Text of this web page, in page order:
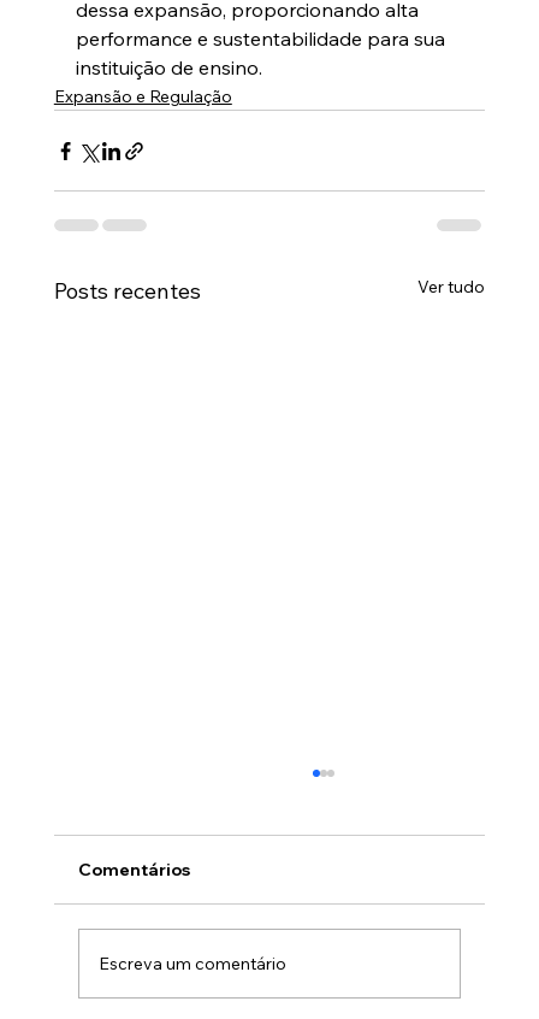
dessa expansão, proporcionando alta
performance e sustentabilidade para sua
instituição de ensino.
Expansão e Regulação
Posts recentes Ver tudo
Comentários
Escreva um comentário